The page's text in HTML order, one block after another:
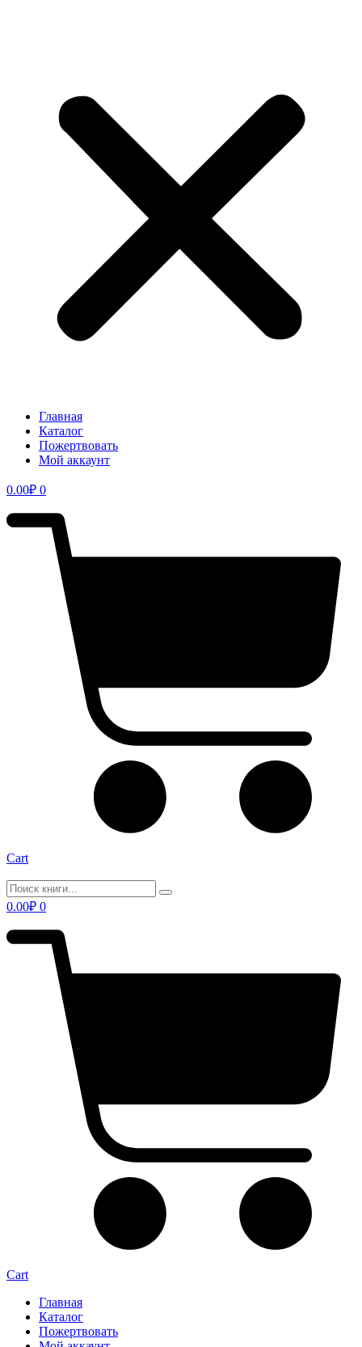
Главная
Каталог
Пожертвовать
Мой аккаунт
0.00₽ 0
Cart
0.00₽ 0
Cart
Главная
Каталог
Пожертвовать